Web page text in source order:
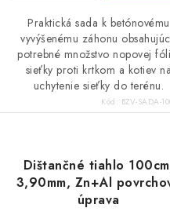
Praktická sada k betónovému
vyvýšenému záhonu
potrebné množstvo nopovej
sieťky proti krtkom a kotiev na
uchytenie sieťky do terénu.
Kód: BZV-SADA-
Dištančné tiahlo
3,90mm, Zn+Al
úprava